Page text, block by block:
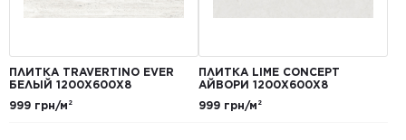
ПЛИТКА TRAVERTINO EVER
БЕЛЫЙ 1200Х600Х8
999 грн/м²
ПЛИТКА LIME CONCEPT
АЙВОРИ 1200Х600Х8
999 грн/м²